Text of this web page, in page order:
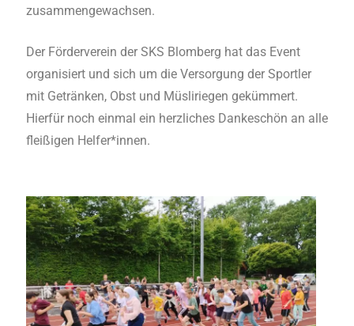
zusammengewachsen.
Der Förderverein der SKS Blomberg hat das Event
organisiert und sich um die Versorgung der Sportler
mit Getränken, Obst und Müsliriegen gekümmert.
Hierfür noch einmal ein herzliches Dankeschön an alle
fleißigen Helfer*innen.